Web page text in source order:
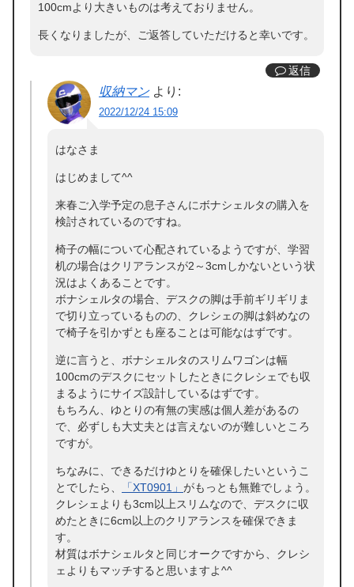
100cmより大きいものは考えておりません。
長くなりましたが、ご返答していただけると幸いです。
返信
収納マン より:
2022/12/24 15:09
はなさま
はじめまして^^
来春ご入学予定の息子さんにボナシェルタの購入を
検討されているのですね。
椅子の幅について心配されているようですが、学習
机の場合はクリアランスが2～3cmしかないという状
況はよくあることです。
ボナシェルタの場合、デスクの脚は手前ギリギリま
で切り立っているものの、クレシェの脚は斜めなの
で椅子を引かずとも座ることは可能なはずです。
逆に言うと、ボナシェルタのスリムワゴンは幅
100cmのデスクにセットしたときにクレシェでも収
まるようにサイズ設計しているはずです。
もちろん、ゆとりの有無の実感は個人差があるの
で、必ずしも大丈夫とは言えないのが難しいところ
ですが。
ちなみに、できるだけゆとりを確保したいというこ
とでしたら、
「XT0901」 がもっとも無難でしょう。
クレシェよりも3cm以上スリムなので、デスクに収
めたときに6cm以上のクリアランスを確保できま
す。
材質はボナシェルタと同じオークですから、クレシ
ェよりもマッチすると思いますよ^^